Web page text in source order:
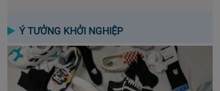
Ý TƯỞNG KHỞI NGHIỆP